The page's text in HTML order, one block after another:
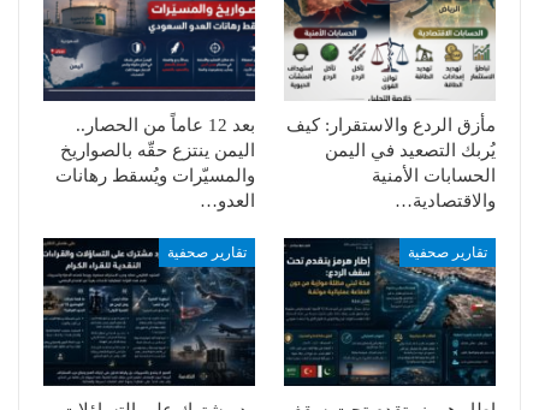
مأزق الردع والاستقرار: كيف
يُربك التصعيد في اليمن
الحسابات الأمنية
والاقتصادية…
بعد 12 عاماً من الحصار..
اليمن ينتزع حقّه بالصواريخ
والمسيّرات ويُسقط رهانات
العدو…
تقارير صحفية تقارير صحفية